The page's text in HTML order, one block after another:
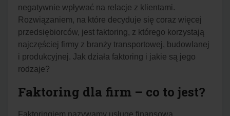
negatywnie wpływać na relacje z klientami.
Rozwiązaniem, na które decyduje się coraz więcej
przedsiębiorców, jest faktoring, z którego korzystają
najczęściej firmy z branży transportowej, budowlanej
i produkcyjnej. Jak działa faktoring i jakie są jego
rodzaje?
Faktoring dla firm – co to jest?
Faktoringiem nazywamy usługę finansową